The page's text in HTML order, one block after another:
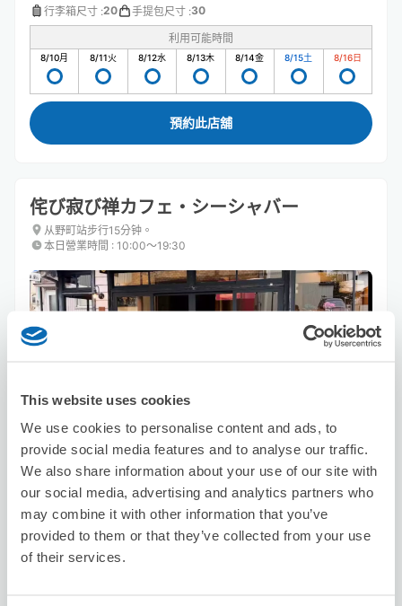
This website uses cookies
We use cookies to personalise content and ads, to
provide social media features and to analyse our traffic.
We also share information about your use of our site with
our social media, advertising and analytics partners who
may combine it with other information that you’ve
provided to them or that they’ve collected from your use
of their services.
行李箱尺寸 :20 手提包尺寸 :30
利用可能時間
8/10月 8/11火 8/12水 8/13木 8/14金 8/15土 8/16日
預約此店舖
侘び寂び禅カフェ・シーシャバー
从野町站步行15分钟。
本日營業時間 : 10:00〜19:30
可保管的行李數
行李箱尺寸: 20 手提包尺寸:30
利用可能時間
8/10月 8/11火 8/12水 8/13木 8/14 金 8/15土 8/16 日
預約此店舖